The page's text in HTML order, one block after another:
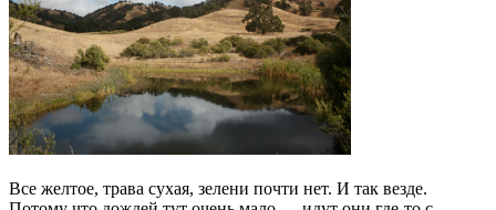
Все желтое, трава сухая, зелени почти нет. И так везде.